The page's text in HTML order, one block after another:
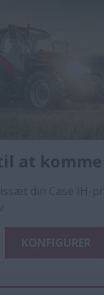
at komme